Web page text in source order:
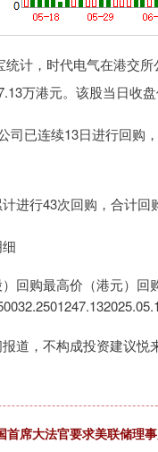
计，时代电气在港交所
万港元。该股当日收
已连续13日进行回购，
行43次回购，合计回
回购最高价（港元）回
，不构成投资建议悦
首席大法官要求美联储理